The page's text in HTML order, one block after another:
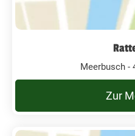
Meerbusch -
Zur